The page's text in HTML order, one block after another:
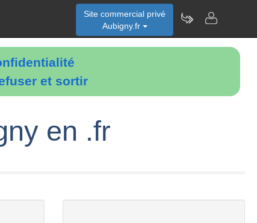
et sortir
Site commercial privé
Aubigny.fr
en .fr